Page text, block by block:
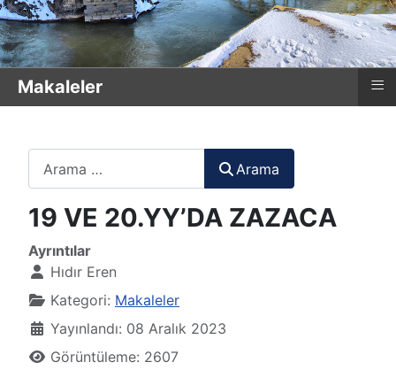
Makaleler ≡
Arama
19 VE 20.YY’DA ZAZACA
Ayrıntılar
Hıdır Eren
Kategori: Makaleler
Yayınlandı: 08 Aralık 2023
Görüntüleme: 2607